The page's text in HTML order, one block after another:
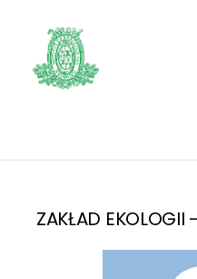
ZAKŁAD EKOLOGII